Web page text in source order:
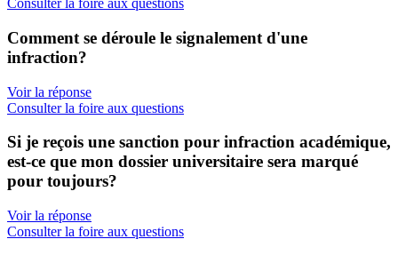
Consulter la foire aux questions
Comment se déroule le signalement d'une
infraction?
Voir la réponse
Consulter la foire aux questions
Si je reçois une sanction pour infraction académique,
est-ce que mon dossier universitaire sera marqué
pour toujours?
Voir la réponse
Consulter la foire aux questions